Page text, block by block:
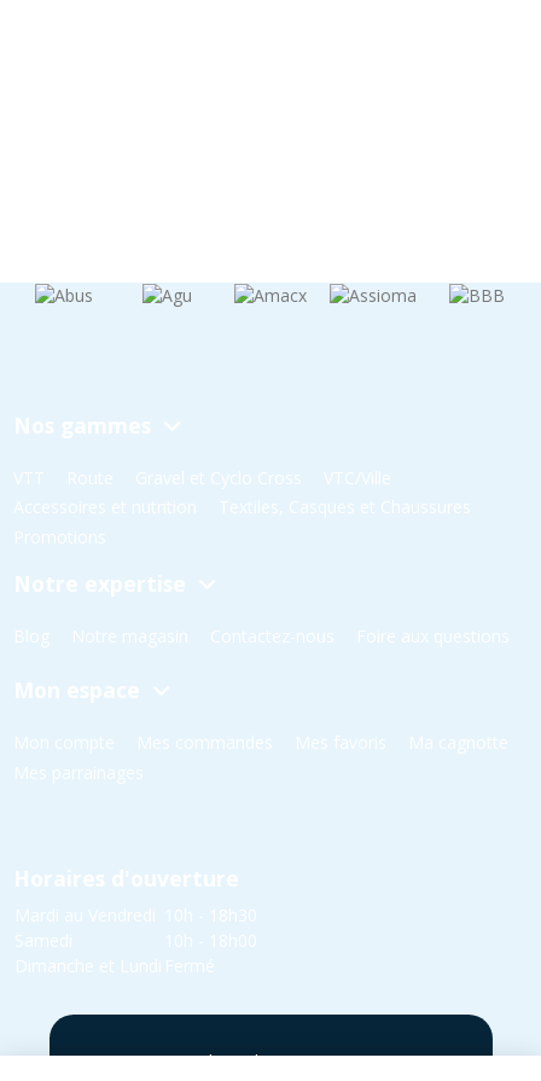
Nos gammes
VTT Route Gravel et Cyclo Cross
VTC/Ville
Accessoires et nutrition
Textiles, Casques et Chaussures
Promotions
Notre expertise
Blog Notre magasin Contactez-nous Foire aux questions
Mon espace
Mon compte Mes commandes Mes favoris
Ma cagnotte
Mes parrainages
Horaires d'ouverture
Mardi au Vendredi
10h - 18h30
Samedi
10h - 18h00
Dimanche et Lundi Fermé
5 rue Yvonne Edmond Foinant,